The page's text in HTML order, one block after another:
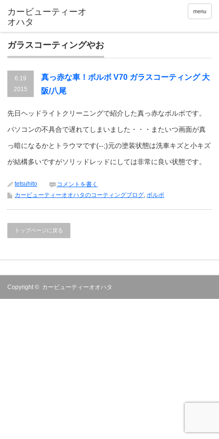
menu
ガラスコーティングやお
6.19
2015
真っ赤な車！ボルボ V70 ガラスコーティング 大
阪/八尾
先日ヘッドライトクリーニングで紹介した真っ赤なボルボです。
パソコンの不具合で遅れてしまいました・・・またいつ画面が真
っ暗になるかとトラウマです(--;)元の塗装状態は洗車キズと小キズ
が結構多いですがソリッドレッドにしては非常に良い状態です。
tetsuhito
コメントを書く
カービューティーオオハタのコーティングブログ, ボルボ
トップページに戻る
Copyright © カービューティーオオハタ